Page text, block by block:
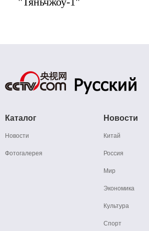
Каталог
Новости
Фотогалерея
Новости
Китай
Россия
Мир
Экономика
Культура
Спорт